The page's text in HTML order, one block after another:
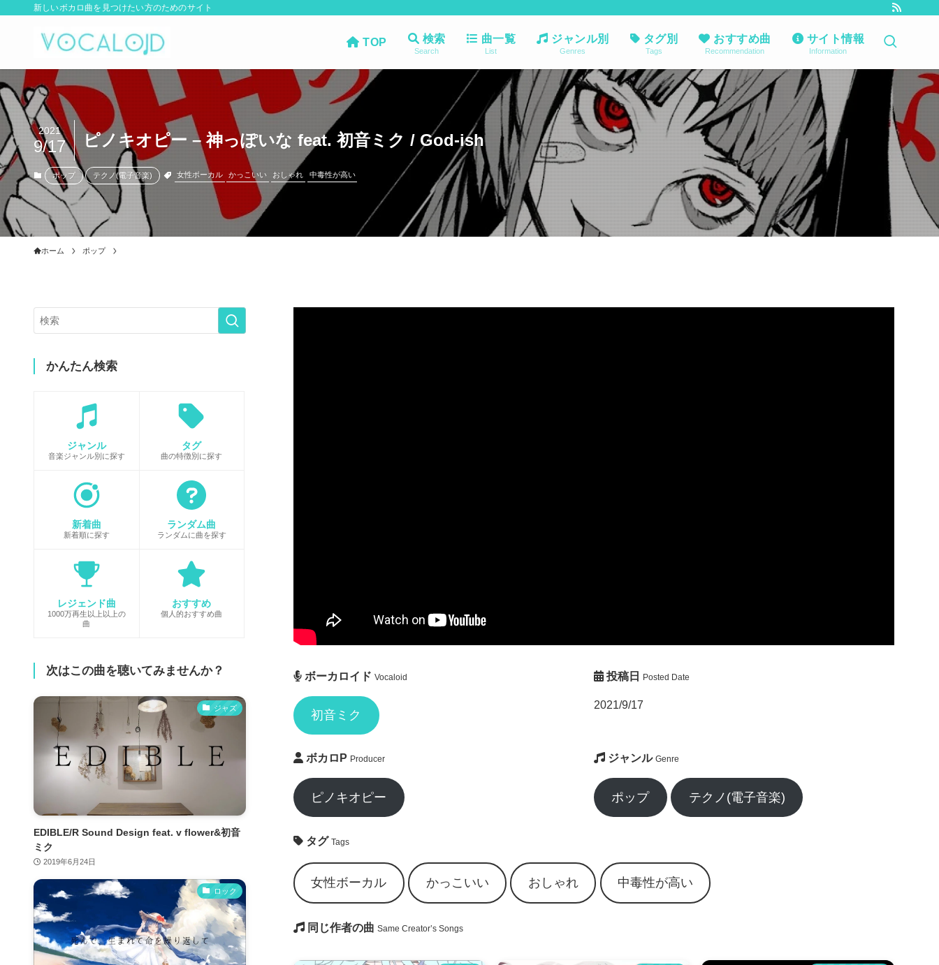
新しいボカロ曲を見つけたい方のためのサイト
TOP 検索
Search
曲一覧
List
ジャンル別
Genres
タグ別
Tags
おすすめ曲
Recommendation
サイト情報
Information
ピノキオピー – 神っぽいな feat. 初音ミク / God-ish
2021
9/17
ポップ テクノ(電子音楽) 女性ボーカル かっこいい おしゃれ 中毒性が高い
ホーム ポップ
ボーカロイド Vocaloid
初音ミク
投稿日 Posted Date
2021/9/17
ボカロP Producer
ピノキオピー
ジャンル Genre
ポップ テクノ(電子音楽)
タグ Tags
女性ボーカル かっこいい おしゃれ 中毒性が高い
同じ作者の曲 Same Creator’s Songs
かんたん検索
ジャンル
音楽ジャンル別に探す
タグ
曲の特徴別に探す
新着曲
新着順に探す
ランダム曲
ランダムに曲を探す
レジェンド曲
1000万再生以上以上の
曲
おすすめ
個人的おすすめ曲
次はこの曲を聴いてみませんか？
ジャズ
EDIBLE/R Sound Design feat. v flower&初音
ミク
2019年6月24日
ロック